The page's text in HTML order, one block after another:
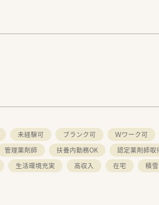
未経験可 ブランク可 Ｗワーク可
管理薬剤師 扶養内勤務OK 認定薬剤師取
生活環境充実 高収入 在宅 積